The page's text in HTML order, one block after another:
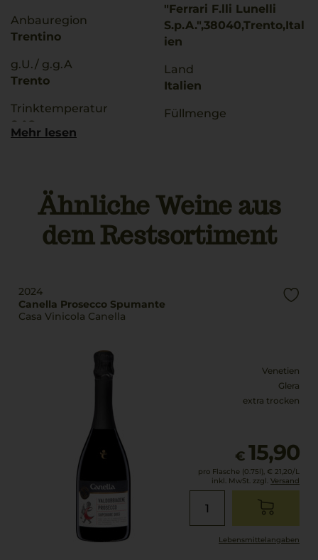
Anbauregion
Trentino
g.U./ g.g.A
Trento
Trinktemperatur
8 °C
Lagerpotential
2028
"Ferrari F.lli Lunelli
S.p.A.",38040,Trento,Ital
ien
Land
Italien
Füllmenge
Mehr lesen
Ähnliche Weine aus
dem Restsortiment
2024
Canella Prosecco Spumante
Casa Vinicola Canella
Venetien
Glera
extra trocken
€ 15,90
pro Flasche (0.75l), € 21,20/L
inkl. MwSt. zzgl. Versand
Lebensmittel­angaben